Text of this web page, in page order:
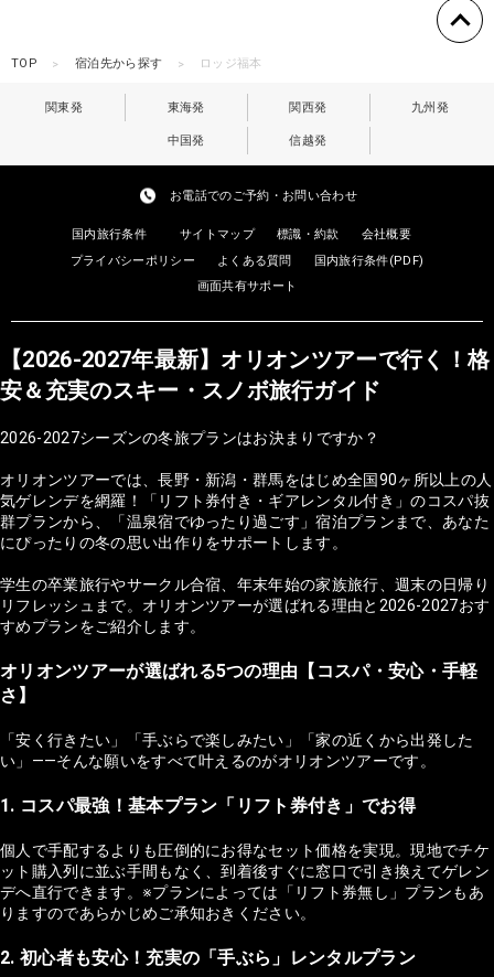
TOP 宿泊先から探す ロッジ福本
関東発 東海発 関西発 九州発
中国発 信越発
お電話でのご予約・お問い合わせ
国内旅行条件 サイトマップ 標識・約款
会社概要
プライバシーポリシー
よくある質問
国内旅行条件(PDF)
画面共有サポート
【2026-2027年最新】オリオンツアーで行く！格
安＆充実のスキー・スノボ旅行ガイド
2026-2027シーズンの冬旅プランはお決まりですか？
オリオンツアーでは、長野・新潟・群馬をはじめ全国90ヶ所以上の人
気ゲレンデを網羅！「リフト券付き・ギアレンタル付き」のコスパ抜
群プランから、「温泉宿でゆったり過ごす」宿泊プランまで、あなた
にぴったりの冬の思い出作りをサポートします。
学生の卒業旅行やサークル合宿、年末年始の家族旅行、週末の日帰り
リフレッシュまで。オリオンツアーが選ばれる理由と2026-2027おす
すめプランをご紹介します。
オリオンツアーが選ばれる5つの理由【コスパ・安心・手軽
さ】
「安く行きたい」「手ぶらで楽しみたい」「家の近くから出発した
い」——そんな願いをすべて叶えるのがオリオンツアーです。
1. コスパ最強！基本プラン「リフト券付き」でお得
個人で手配するよりも圧倒的にお得なセット価格を実現。現地でチケ
ット購入列に並ぶ手間もなく、到着後すぐに窓口で引き換えてゲレン
デへ直行できます。※プランによっては「リフト券無し」プランもあ
りますのであらかじめご承知おきください。
2. 初心者も安心！充実の「手ぶら」レンタルプラン